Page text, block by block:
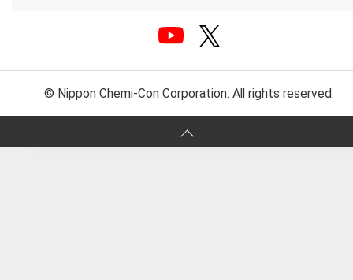
© Nippon Chemi-Con Corporation. All rights reserved.